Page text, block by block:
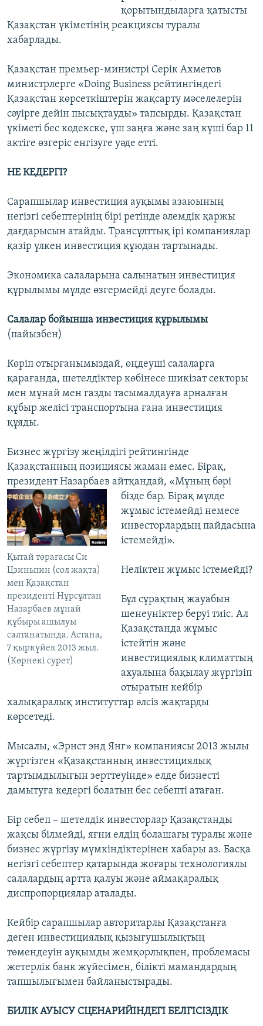
қорытындыларға қатысты
Қазақстан үкіметінің реакциясы туралы
хабарлады.
Қазақстан премьер-министрі Серік Ахметов
министрлерге «Doing Business рейтингіндегі
Қазақстан көрсеткіштерін жақсарту мәселелерін
сәуірге дейін пысықтауды» тапсырды. Қазақстан
үкіметі бес кодекске, үш заңға және заң күші бар 11
актіге өзгеріс енгізуге уәде етті.
НЕ КЕДЕРГІ?
Сарапшылар инвестиция ауқымы азаюының
негізгі себептерінің бірі ретінде әлемдік қаржы
дағдарысын атайды. Трансұлттық ірі компаниялар
қазір үлкен инвестиция құюдан тартынады.
Экономика салаларына салынатын инвестиция
құрылымы мүлде өзгермейді деуге болады.
Салалар бойынша инвестиция құрылымы
(пайызбен)
Көріп отырғанымыздай, өңдеуші салаларға
қарағанда, шетелдіктер көбінесе шикізат секторы
мен мұнай мен газды тасымалдауға арналған
құбыр желісі транспортына ғана инвестиция
құяды.
Бизнес жүргізу жеңілдігі рейтингінде
Қазақстанның позициясы жаман емес. Бірақ,
президент Назарбаев айтқандай, «Мұның бәрі
бізде бар. Бірақ мүлде
Қытай төрағасы Си
Цзиньпин (сол жақта)
мен Қазақстан
президенті Нұрсұлтан
Назарбаев мұнай
құбыры ашылуы
салтанатында. Астана,
7 қыркүйек 2013 жыл.
(Көрнекі сурет)
жұмыс істемейді немесе
инвесторлардың пайдасына
істемейді».
Неліктен жұмыс істемейді?
Бұл сұрақтың жауабын
шенеуніктер беруі тиіс. Ал
Қазақстанда жұмыс
істейтін және
инвестициялық климаттың
ахуалына бақылау жүргізіп
отыратын кейбір
халықаралық институттар әлсіз жақтарды
көрсетеді.
Мысалы, «Эрнст энд Янг» компаниясы 2013 жылы
жүргізген «Қазақстанның инвестициялық
тартымдылығын зерттеуінде» елде бизнесті
дамытуға кедергі болатын бес себепті атаған.
Бір себеп – шетелдік инвесторлар Қазақстанды
жақсы білмейді, яғни елдің болашағы туралы және
бизнес жүргізу мүмкіндіктерінен хабары аз. Басқа
негізгі себептер қатарында жоғары технологиялы
салалардың артта қалуы және аймақаралық
диспропорциялар аталады.
Кейбір сарапшылар авторитарлы Қазақстанға
деген инвестициялық қызығушылықтың
төмендеуін ауқымды жемқорлықпен, проблемасы
жетерлік банк жүйесімен, білікті мамандардың
тапшылығымен байланыстырады.
БИЛІК АУЫСУ СЦЕНАРИЙІНДЕГІ БЕЛГІСІЗДІК